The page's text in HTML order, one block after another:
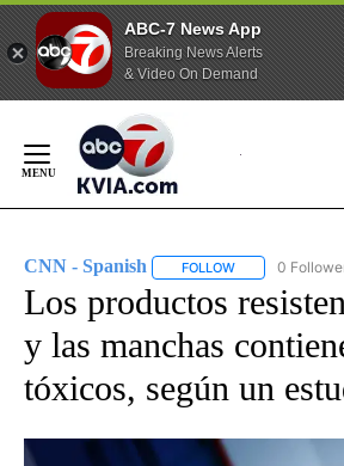
ABC-7 News App
Breaking News Alerts
& Video On Demand
Content
CNN - Spanish FOLLOW FOLLOW "CNN
0
Los productos
y las manchas
tóxicos, según un